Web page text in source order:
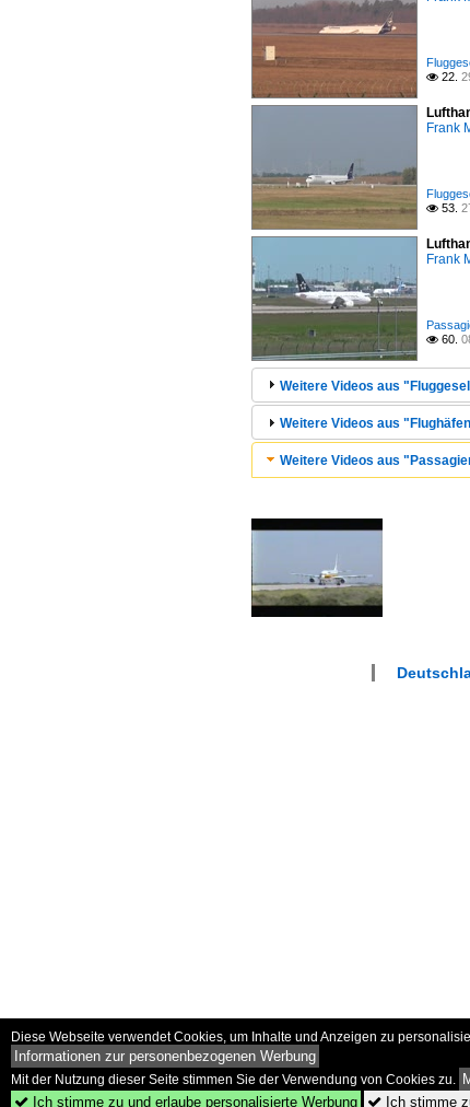
 22.
Frank
 53.
Frank
 60.
Weitere Videos aus
Weitere Videos aus
Weitere Videos aus
Diese Webseite verwendet Cookies, um Inhalte und Anzeigen zu
Informationen zur personenbezogenen Werbung
Mit der Nutzung dieser Seite stimmen Sie der Verwendung von Cookies zu.
 Ich stimme zu und erlaube personalisierte Werbung  Ich stimme